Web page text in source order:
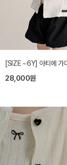
[SIZE ~6Y] 아티에 가
28,000원